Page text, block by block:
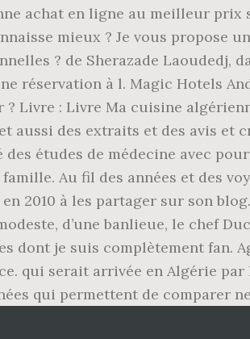
achat en ligne au meilleur prix
mieux ? Je vous propose
? de Sherazade Laoudedj,
réservation à l. Magic Hotels
? Livre : Livre Ma cuisine
aussi des extraits et des avis et
des études de médecine avec
Au fil des années et des
2010 à les partager sur son
d’une banlieue, le chef
dont je suis complètement fan.
qui serait arrivée en Algérie
qui permettent de comparer